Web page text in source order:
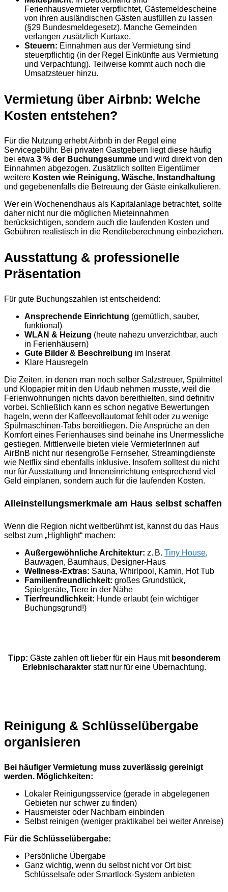
Ferienhausvermieter verpflichtet, Gästemeldescheine
von ihren ausländischen Gästen ausfüllen zu lassen
(§29 Bundesmeldegesetz). Manche Gemeinden
verlangen zusätzlich Kurtaxe.
Steuern: Einnahmen aus der Vermietung sind
steuerpflichtig (in der Regel Einkünfte aus Vermietung
und Verpachtung). Teilweise kommt auch noch die
Umsatzsteuer hinzu.
Vermietung über Airbnb: Welche
Kosten entstehen?
Für die Nutzung erhebt Airbnb in der Regel eine
Servicegebühr. Bei privaten Gastgebern liegt diese häufig
bei etwa 3 % der Buchungssumme und wird direkt von den
Einnahmen abgezogen. Zusätzlich sollten Eigentümer
weitere Kosten wie Reinigung, Wäsche, Instandhaltung
und gegebenenfalls die Betreuung der Gäste einkalkulieren.
Wer ein Wochenendhaus als Kapitalanlage betrachtet, sollte
daher nicht nur die möglichen Mieteinnahmen
berücksichtigen, sondern auch die laufenden Kosten und
Gebühren realistisch in die Renditeberechnung einbeziehen.
Ausstattung & professionelle
Präsentation
Für gute Buchungszahlen ist entscheidend:
Ansprechende Einrichtung (gemütlich, sauber,
funktional)
WLAN & Heizung (heute nahezu unverzichtbar, auch
in Ferienhäusern)
Gute Bilder & Beschreibung im Inserat
Klare Hausregeln
Die Zeiten, in denen man noch selber Salzstreuer, Spülmittel
und Klopapier mit in den Urlaub nehmen musste, weil die
Ferienwohnungen nichts davon bereithielten, sind definitiv
vorbei. Schließlich kann es schon negative Bewertungen
hageln, wenn der Kaffeevollautomat fehlt oder zu wenige
Spülmaschinen-Tabs bereitliegen. Die Ansprüche an den
Komfort eines Ferienhauses sind beinahe ins Unermessliche
gestiegen. Mittlerweile bieten viele VermieterInnen auf
AirBnB nicht nur riesengroße Fernseher, Streamingdienste
wie Netflix sind ebenfalls inklusive. Insofern solltest du nicht
nur für Ausstattung und Inneneinrichtung entsprechend viel
Geld einplanen, sondern auch für die laufenden Kosten.
Alleinstellungsmerkmale am Haus selbst schaffen
Wenn die Region nicht weltberühmt ist, kannst du das Haus
selbst zum „Highlight“ machen:
Außergewöhnliche Architektur: z. B. Tiny House,
Bauwagen, Baumhaus, Designer-Haus
Wellness-Extras: Sauna, Whirlpool, Kamin, Hot Tub
Familienfreundlichkeit: großes Grundstück,
Spielgeräte, Tiere in der Nähe
Tierfreundlichkeit: Hunde erlaubt (ein wichtiger
Buchungsgrund!)
Tipp: Gäste zahlen oft lieber für ein Haus mit besonderem
Erlebnischarakterstatt nur für eine Übernachtung.
Reinigung & Schlüsselübergabe
organisieren
Bei häufiger Vermietung muss zuverlässig gereinigt
werden. Möglichkeiten:
Lokaler Reinigungsservice (gerade in abgelegenen
Gebieten nur schwer zu finden)
Hausmeister oder Nachbarn einbinden
Selbst reinigen (weniger praktikabel bei weiter Anreise)
Für die Schlüsselübergabe:
Persönliche Übergabe
Ganz wichtig, wenn du selbst nicht vor Ort bist:
Schlüsselsafe oder Smartlock-System anbieten